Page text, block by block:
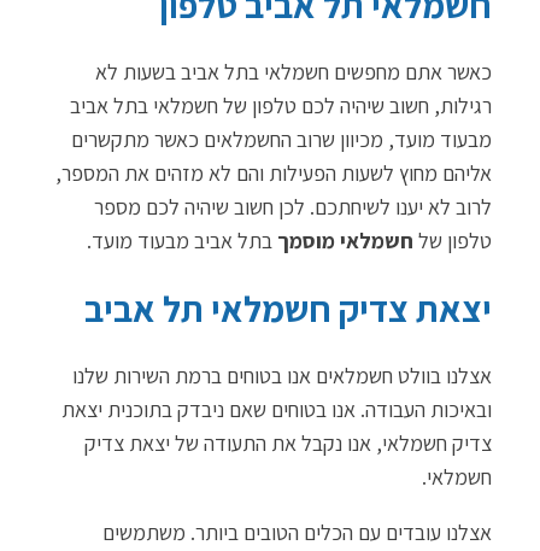
כאשר אתם מחפשים חשמלאי בתל אביב בשעות לא
רגילות, חשוב שיהיה לכם טלפון של חשמלאי בתל אביב
מבעוד מועד, מכיוון שרוב החשמלאים כאשר מתקשרים
אליהם מחוץ לשעות הפעילות והם לא מזהים את המספר,
לרוב לא יענו לשיחתכם. לכן חשוב שיהיה לכם מספר
טלפון של חשמלאי מוסמך בתל אביב מבעוד מועד.
יצאת צדיק חשמלאי תל אביב
אצלנו בוולט חשמלאים אנו בטוחים ברמת השירות שלנו
ובאיכות העבודה. אנו בטוחים שאם ניבדק בתוכנית יצאת
צדיק חשמלאי, אנו נקבל את התעודה של יצאת צדיק
חשמלאי.
אצלנו עובדים עם הכלים הטובים ביותר. משתמשים